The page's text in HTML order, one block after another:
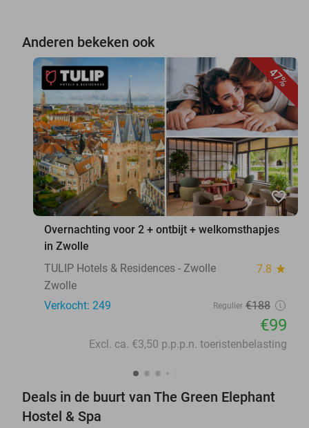
Anderen bekeken ook
47%
favorite_border
Overnachting voor 2 + ontbijt + welkomsthapjes
in Zwolle
TULIP Hotels & Residences - Zwolle
7.8 star
Zwolle
Verkocht: 249
Regulier €188
€99
Excl. ca. €3,50 p.p.p.n. toeristenbelasting
Deals in de buurt van The Green Elephant
Hostel & Spa